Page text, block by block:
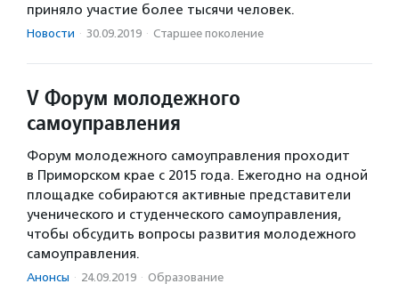
приняло участие более тысячи человек.
Новости · 30.09.2019 · Старшее поколение
V Форум молодежного
самоуправления
Форум молодежного самоуправления проходит
в Приморском крае с 2015 года. Ежегодно на одной
площадке собираются активные представители
ученического и студенческого самоуправления,
чтобы обсудить вопросы развития молодежного
самоуправления.
Анонсы · 24.09.2019 · Образование